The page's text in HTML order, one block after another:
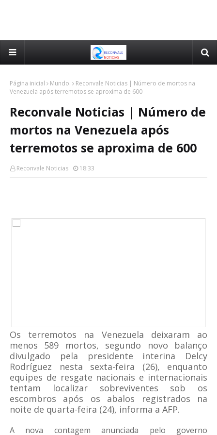
Página inicial Mundo.
Reconvale Noticias | Número de mortos na
Venezuela após terremotos se aproxima de 600
Reconvale Noticias | Número de
mortos na Venezuela após
terremotos se aproxima de 600
Reconvale Noticias 18:33
Os terremotos na Venezuela deixaram ao
menos 589 mortos, segundo novo balanço
divulgado pela presidente interina Delcy
Rodríguez nesta sexta-feira (26), enquanto
equipes de resgate nacionais e internacionais
tentam localizar sobreviventes sob os
escombros após os abalos registrados na
noite de quarta-feira (24), informa a AFP.
A nova contagem anunciada pelo governo